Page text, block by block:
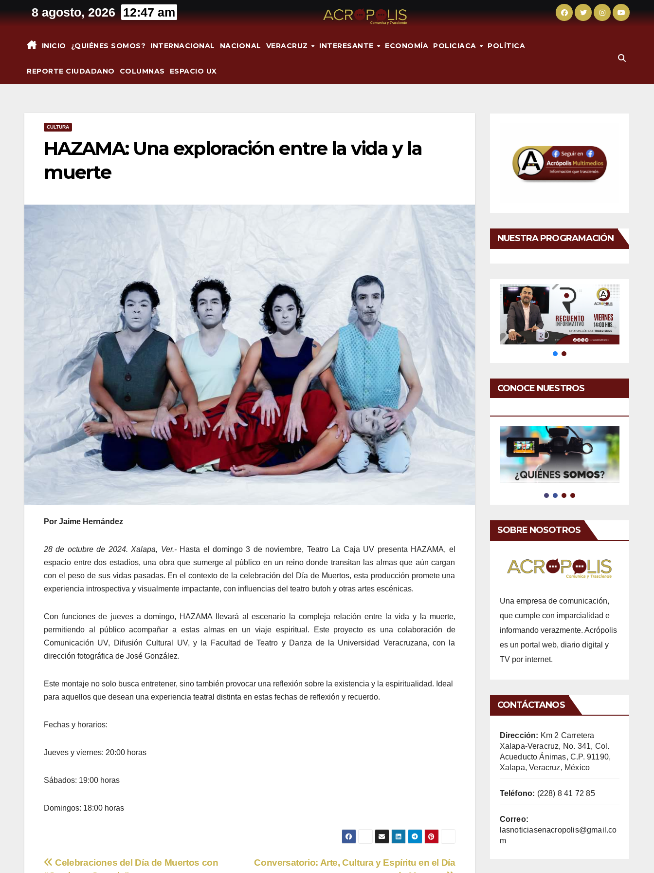
al
8 agosto, 2026 12:47 am
INICIO ¿QUIÉNES SOMOS? INTERNACIONAL NACIONAL VERACRUZ INTERESANTE ECONOMÍA POLICIACA POLÍTICA
REPORTE CIUDADANO COLUMNAS ESPACIO UX
CULTURA
HAZAMA: Una exploración entre la vida y la
muerte
Por Jaime Hernández
28 de octubre de 2024. Xalapa, Ver.-Hasta el domingo 3 de noviembre, Teatro La Caja UV presenta HAZAMA, el
espacio entre dos estadios, una obra que sumerge al público en un reino donde transitan las almas que aún cargan
con el peso de sus vidas pasadas. En el contexto de la celebración del Día de Muertos, esta producción promete una
experiencia introspectiva y visualmente impactante, con influencias del teatro butoh y otras artes escénicas.
Con funciones de jueves a domingo, HAZAMA llevará al escenario la compleja relación entre la vida y la muerte,
permitiendo al público acompañar a estas almas en un viaje espiritual. Este proyecto es una colaboración de
Comunicación UV, Difusión Cultural UV, y la Facultad de Teatro y Danza de la Universidad Veracruzana, con la
dirección fotográfica de José González.
Este montaje no solo busca entretener, sino también provocar una reflexión sobre la existencia y la espiritualidad. Ideal
para aquellos que desean una experiencia teatral distinta en estas fechas de reflexión y recuerdo.
Fechas y horarios:
Jueves y viernes: 20:00 horas
Sábados: 19:00 horas
Domingos: 18:00 horas
Navegación
Conversatorio: Arte, Cultura y Espíritu en el Día
Celebraciones del Día de Muertos con
NUESTRA PROGRAMACIÓN
CONOCE NUESTROS
SOBRE NOSOTROS
Una empresa de comunicación,
que cumple con imparcialidad e
informando verazmente. Acrópolis
es un portal web, diario digital y
TV por internet.
CONTÁCTANOS
Dirección: Km 2 Carretera
Xalapa-Veracruz, No. 341, Col.
Acueducto Ánimas, C.P. 91190,
Xalapa, Veracruz, México
Teléfono: (228) 8 41 72 85
Correo:
lasnoticiasenacropolis@gmail.co
m